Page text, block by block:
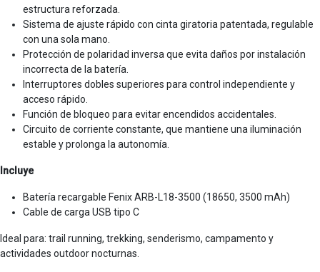
estructura reforzada.
Sistema de ajuste rápido con cinta giratoria patentada, regulable
con una sola mano.
Protección de polaridad inversa que evita daños por instalación
incorrecta de la batería.
Interruptores dobles superiores para control independiente y
acceso rápido.
Función de bloqueo para evitar encendidos accidentales.
Circuito de corriente constante, que mantiene una iluminación
estable y prolonga la autonomía.
Incluye
Batería recargable Fenix ARB-L18-3500 (18650, 3500 mAh)
Cable de carga USB tipo C
Ideal para: trail running, trekking, senderismo, campamento y
actividades outdoor nocturnas.